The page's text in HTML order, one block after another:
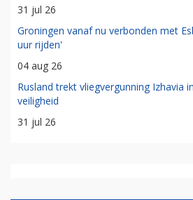
31 jul 26
Groningen vanaf nu verbonden met
uur rijden'
04 aug 26
Rusland trekt vliegvergunning Izhavia
veiligheid
31 jul 26